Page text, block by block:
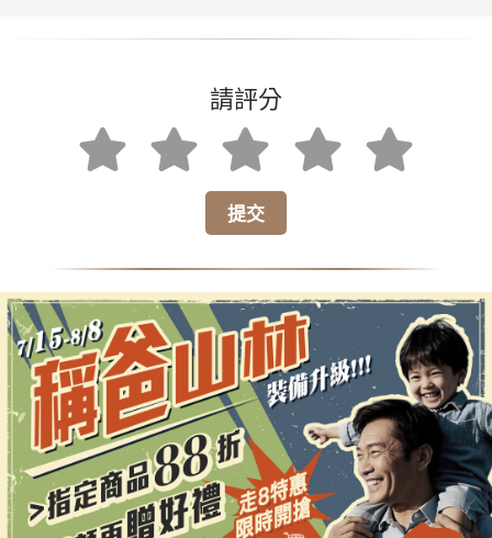
2026-08-01 已購會員
有點小遺憾，容量稍嫌不足，但其他表現都很好！
阿
不錯的選擇，性價比高，使用後十分滿意。
莉
莉莉
2026-07-31
★★★★★
已購會員
這品牌真的不錯！每次登山必備，粉推這個！
請評分
提交